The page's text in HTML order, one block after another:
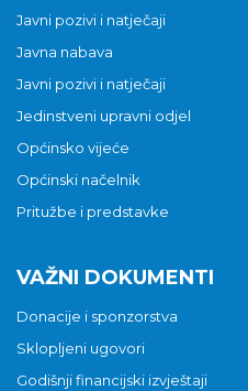
Javni pozivi i natječaji
Javna nabava
Javni pozivi i natječaji
Jedinstveni upravni odjel
Općinsko vijeće
Općinski načelnik
Pritužbe i predstavke
VAŽNI DOKUMENTI
Donacije i sponzorstva
Sklopljeni ugovori
Godišnji financijski izvještaji